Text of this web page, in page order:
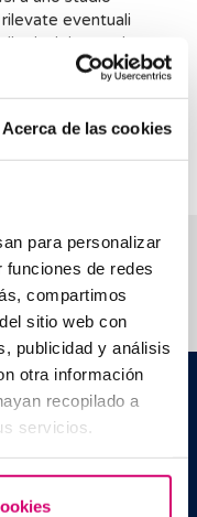
Acerca de las cookies
para personalizar
de redes
compartimos
sitio web con
publicidad y análisis
otra información
recopilado a
servicios.
eventuali
principio, non hanno
recessive.
bambino, di
tuoi dubbi
(Spagna)
dalla Generalitat de